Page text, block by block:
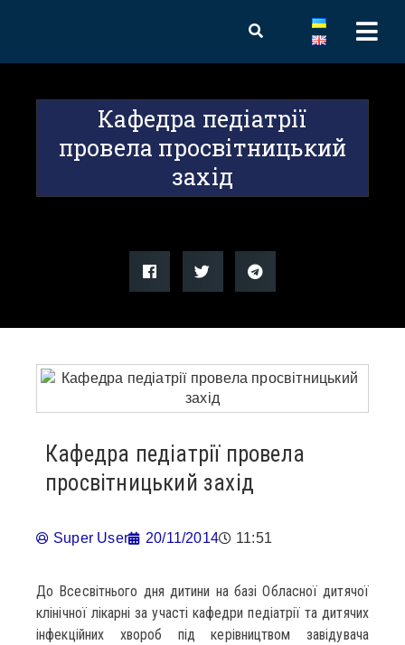
Кафедра педіатрії
провела просвітницький
захід
Кафедра педіатрії провела
просвітницький захід
Super User 20/11/2014 11:51
До Всесвітнього дня дитини на базі Обласної дитячої
клінічної лікарні за участі кафедри педіатрії та дитячих
інфекційних хвороб під керівництвом завідувача